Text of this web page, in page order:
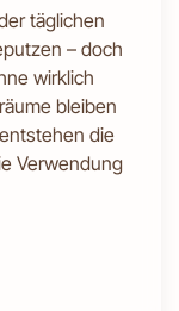
täglichen
– doch
wirklich
bleiben
die
Verwendung